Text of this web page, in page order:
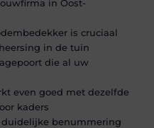
in Oost-
is cruciaal
in de tuin
die al uw
even goed met dezelfde
kaders
duidelijke benummering